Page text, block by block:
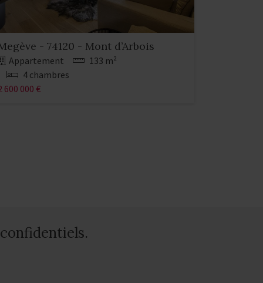
- 74120 - Mont d’Arbois
Appartement
133 m²
4 chambres
600 000 €